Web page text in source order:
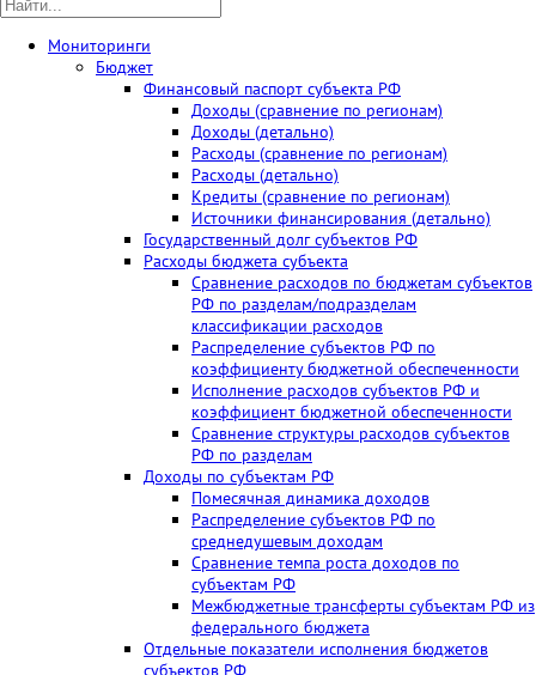
Мониторинги
Бюджет
Финансовый паспорт субъекта РФ
Доходы (сравнение по регионам)
Доходы (детально)
Расходы (сравнение по регионам)
Расходы (детально)
Кредиты (сравнение по регионам)
Источники финансирования (детально)
Государственный долг субъектов РФ
Расходы бюджета субъекта
Сравнение расходов по бюджетам субъектов
РФ по разделам/подразделам
классификации расходов
Распределение субъектов РФ по
коэффициенту бюджетной обеспеченности
Исполнение расходов субъектов РФ и
коэффициент бюджетной обеспеченности
Сравнение структуры расходов субъектов
РФ по разделам
Доходы по субъектам РФ
Помесячная динамика доходов
Распределение субъектов РФ по
среднедушевым доходам
Сравнение темпа роста доходов по
субъектам РФ
Межбюджетные трансферты субъектам РФ из
федерального бюджета
Отдельные показатели исполнения бюджетов
субъектов РФ